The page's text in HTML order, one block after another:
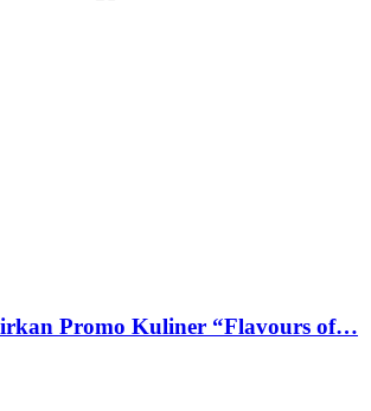
Promo Kuliner “Flavours of…